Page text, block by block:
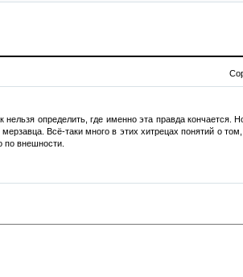
нельзя определить, где именно эта правда
Всё-таки много в этих хитрецах понятий о
по внешности.